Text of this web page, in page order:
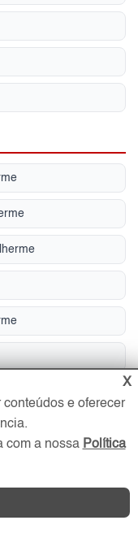
X
e oferecer
com a nossa Política